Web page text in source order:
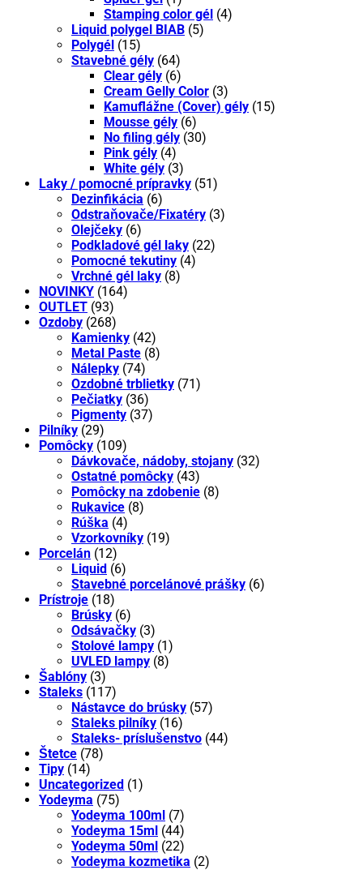
Stamping color gél (4)
Liquid polygel BIAB (5)
Polygél (15)
Stavebné gély (64)
Clear gély (6)
Cream Gelly Color (3)
Kamuflážne (Cover) gély (15)
Mousse gély (6)
No filing gély (30)
Pink gély (4)
White gély (3)
Laky / pomocné prípravky (51)
Dezinfikácia (6)
Odstraňovače/Fixatéry (3)
Olejčeky (6)
Podkladové gél laky (22)
Pomocné tekutiny (4)
Vrchné gél laky (8)
NOVINKY (164)
OUTLET (93)
Ozdoby (268)
Kamienky (42)
Metal Paste (8)
Nálepky (74)
Ozdobné trblietky (71)
Pečiatky (36)
Pigmenty (37)
Pilníky (29)
Pomôcky (109)
Dávkovače, nádoby, stojany (32)
Ostatné pomôcky (43)
Pomôcky na zdobenie (8)
Rukavice (8)
Rúška (4)
Vzorkovníky (19)
Porcelán (12)
Liquid (6)
Stavebné porcelánové prášky (6)
Prístroje (18)
Brúsky (6)
Odsávačky (3)
Stolové lampy (1)
UVLED lampy (8)
Šablóny (3)
Staleks (117)
Nástavce do brúsky (57)
Staleks pilníky (16)
Staleks- príslušenstvo (44)
Štetce (78)
Tipy (14)
Uncategorized (1)
Yodeyma (75)
Yodeyma 100ml (7)
Yodeyma 15ml (44)
Yodeyma 50ml (22)
Yodeyma kozmetika (2)